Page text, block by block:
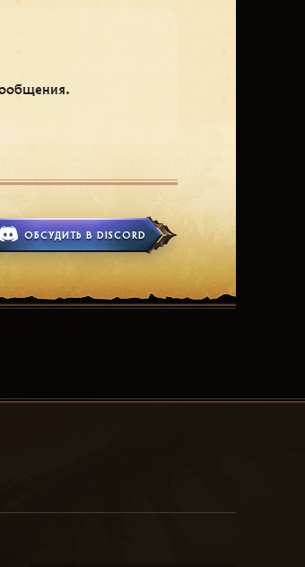
ОБСУДИТЬ В DISCORD